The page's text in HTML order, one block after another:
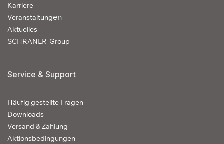
Karriere
Veranstaltungen
Aktuelles
SCHRANER-Group
Service & Support
Häufig gestellte Fragen
Downloads
Versand & Zahlung
Aktionsbedingungen